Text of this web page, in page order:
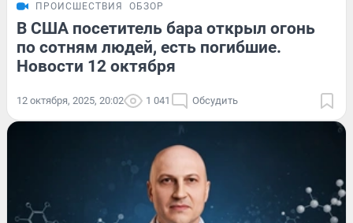
ПРОИСШЕСТВИЯ ОБЗОР
В США посетитель бара открыл огонь
по сотням людей, есть погибшие.
Новости 12 октября
12 октября, 2025, 20:02 1 041 Обсудить